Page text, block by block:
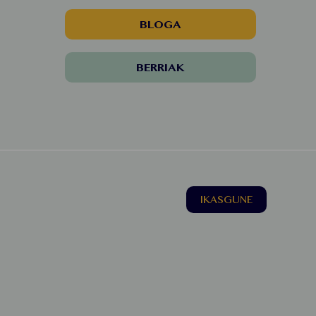
BLOGA
BERRIAK
IKASGUNE